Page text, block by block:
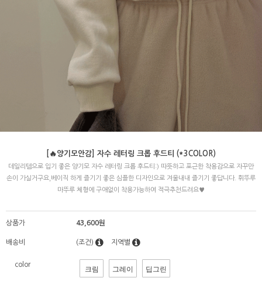
[🔥양기모안감] 자수 레터링 크롭 후드티 (*3COLOR)
데일리템으로 입기 좋은 양기모 자수 레터링 크롭 후드티:) 따뜻하고 포근한 착용감으로 자꾸만
손이 가실거구요,베이직 하게 즐기기 좋은 심플한 디자인으로 겨울내내 즐기기 좋답니다. 휘뚜루
마뚜루 체형에 구애없이 착용가능하여 적극추천드려요♥
상품가 43,600원
배송비 (조건) 지역별
color 크림 그레이 딥그린